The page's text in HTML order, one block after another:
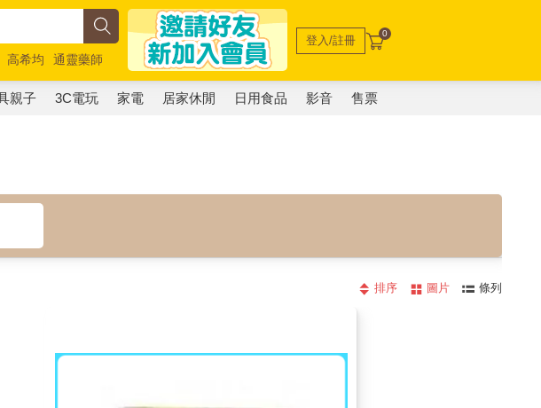
高希均
通靈藥師
登入/註冊 0
親子 3C電玩 家電 居家休閒 日用食品 影音 售票
排序 圖片 條列